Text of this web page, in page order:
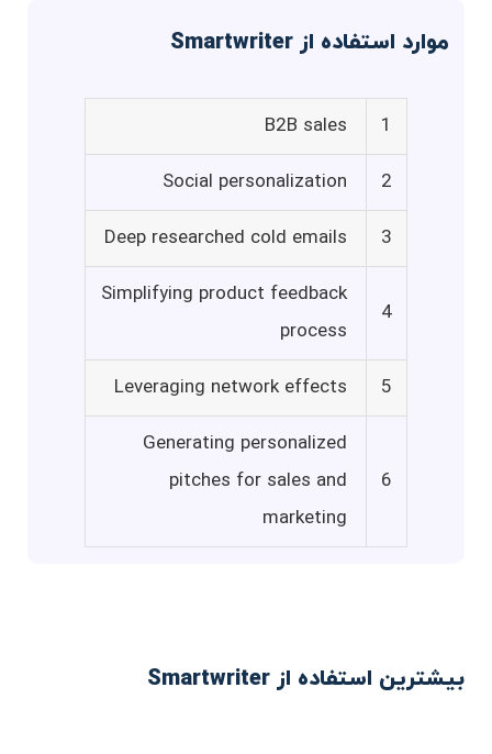
موارد استفاده از Smartwriter
1
B2B sales
2
Social personalization
3
Deep researched cold emails
4
Simplifying product feedback
process
5
Leveraging network effects
6
Generating personalized
pitches for sales and
marketing
بیشترین استفاده از Smartwriter